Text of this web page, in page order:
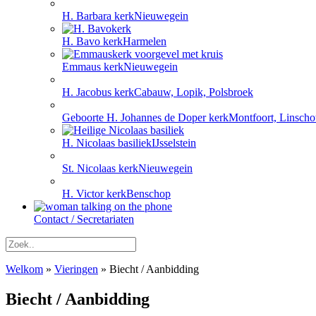
H. Barbara kerkNieuwegein
H. Bavo kerkHarmelen
Emmaus kerkNieuwegein
H. Jacobus kerkCabauw, Lopik, Polsbroek
Geboorte H. Johannes de Doper kerkMontfoort,
H. Nicolaas basiliekIJsselstein
St. Nicolaas kerkNieuwegein
H. Victor kerkBenschop
Contact / Secretariaten
Welkom » Vieringen » Biecht / Aanbidding
Biecht / Aanbidding